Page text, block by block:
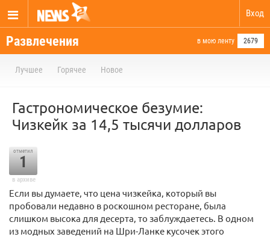
Вход
Развлечения в мою ленту 2679
Лучшее Горячее Новое
Гастрономическое безумие:
Чизкейк за 14,5 тысячи долларов
отметил
1
в архиве
Если вы думаете, что цена чизкейка, который вы
пробовали недавно в роскошном ресторане, была
слишком высока для десерта, то заблуждаетесь. В одном
из модных заведений на Шри-Ланке кусочек этого